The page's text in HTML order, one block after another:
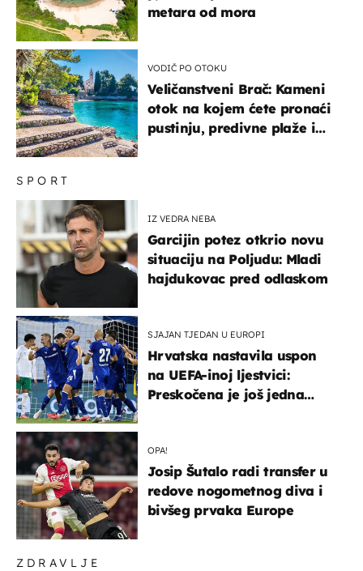
ZDRAVLJE
SPORT
IZ VEDRA NEBA
Garcijin potez otkrio novu
situaciju na Poljudu: Mladi
hajdukovac pred odlaskom
SJAJAN TJEDAN U EUROPI
Hrvatska nastavila uspon
na UEFA-inoj ljestvici:
Preskočena je još jedna
OPA!
Josip Šutalo radi transfer u
redove nogometnog diva i
bivšeg prvaka Europe
metara od mora
VODIČ PO OTOKU
Veličanstveni Brač: Kameni
otok na kojem ćete pronaći
pustinju, predivne plaže i